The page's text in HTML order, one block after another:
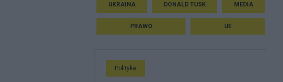
UKRAINA DONALD TUSK MEDIA
PRAWO UE
Polityka